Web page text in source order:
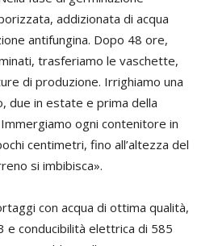
addizionata di acqua
antifungina. Dopo 48 ore,
trasferiamo le vaschette,
di produzione. Irrighiamo una
due in estate e prima della
ogni contenitore in
centimetri, fino all’altezza del
si imbibisca».
con acqua di ottima qualità,
e conducibilità elettrica di 585